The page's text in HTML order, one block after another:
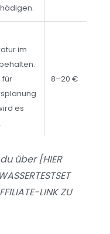
im
für
es
8–20 €
über [HIER
LINK ZU